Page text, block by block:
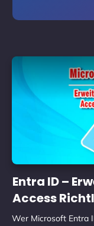
Entra ID –
Access
Wer Microsoft Entra